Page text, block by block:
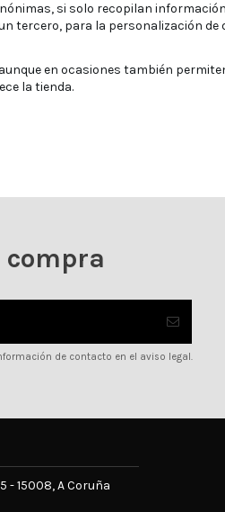
si solo recopilan
tercero, para la personalización de
en ocasiones también
la tienda.
compra
de contacto en el aviso legal.
- 15008, A Coruña